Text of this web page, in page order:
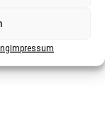
Impressum